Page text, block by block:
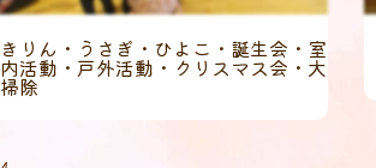
きりん・うさぎ・ひよこ・誕生会・室
内活動・戸外活動・クリスマス会・大
掃除